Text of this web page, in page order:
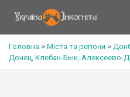
Головна > Міста та регіони >
Донец, Клебан-Бык, Алексеево-